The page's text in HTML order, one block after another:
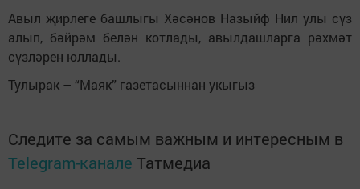
Авыл җирлеге башлыгы Хәсәнов Назыйф Нил улы сүз
алып, бәйрәм белән котлады, авылдашларга рәхмәт
сүзләрен юллады.
Тулырак – “Маяк” газетасыннан укыгыз
Следите за самым важным и интересным в
Telegram-канале Татмедиа